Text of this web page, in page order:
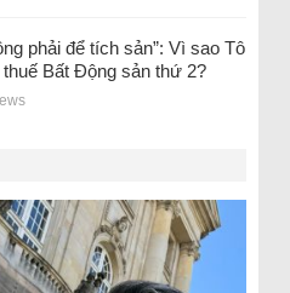
phải để tích sản”: Vì sao Tô
Bất Động sản thứ 2?